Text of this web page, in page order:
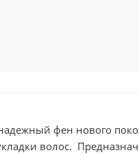
фен нового
волос.